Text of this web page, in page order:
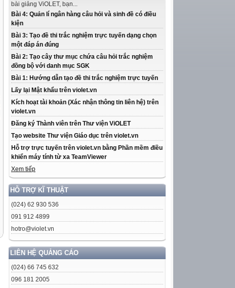
bài giảng ViOLET, bạn...
Bài 4: Quản lí ngân hàng câu hỏi và sinh đề có điều
kiện
Bài 3: Tạo đề thi trắc nghiệm trực tuyến dạng chọn
một đáp án đúng
Bài 2: Tạo cây thư mục chứa câu hỏi trắc nghiệm
đồng bộ với danh mục SGK
Bài 1: Hướng dẫn tạo đề thi trắc nghiệm trực tuyến
Lấy lại Mật khẩu trên violet.vn
Kích hoạt tài khoản (Xác nhận thông tin liên hệ) trên
violet.vn
Đăng ký Thành viên trên Thư viện ViOLET
Tạo website Thư viện Giáo dục trên violet.vn
Hỗ trợ trực tuyến trên violet.vn bằng Phần mềm điều
khiển máy tính từ xa TeamViewer
Xem tiếp
HỖ TRỢ KĨ THUẬT
(024) 62 930 536
091 912 4899
hotro@violet.vn
LIÊN HỆ QUẢNG CÁO
(024) 66 745 632
096 181 2005